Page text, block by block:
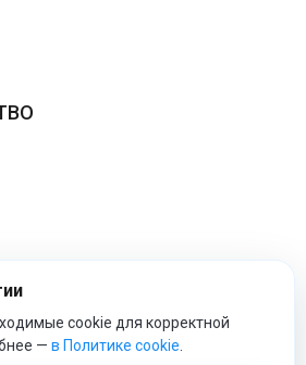
cookie для корректной
— в Политике cookie